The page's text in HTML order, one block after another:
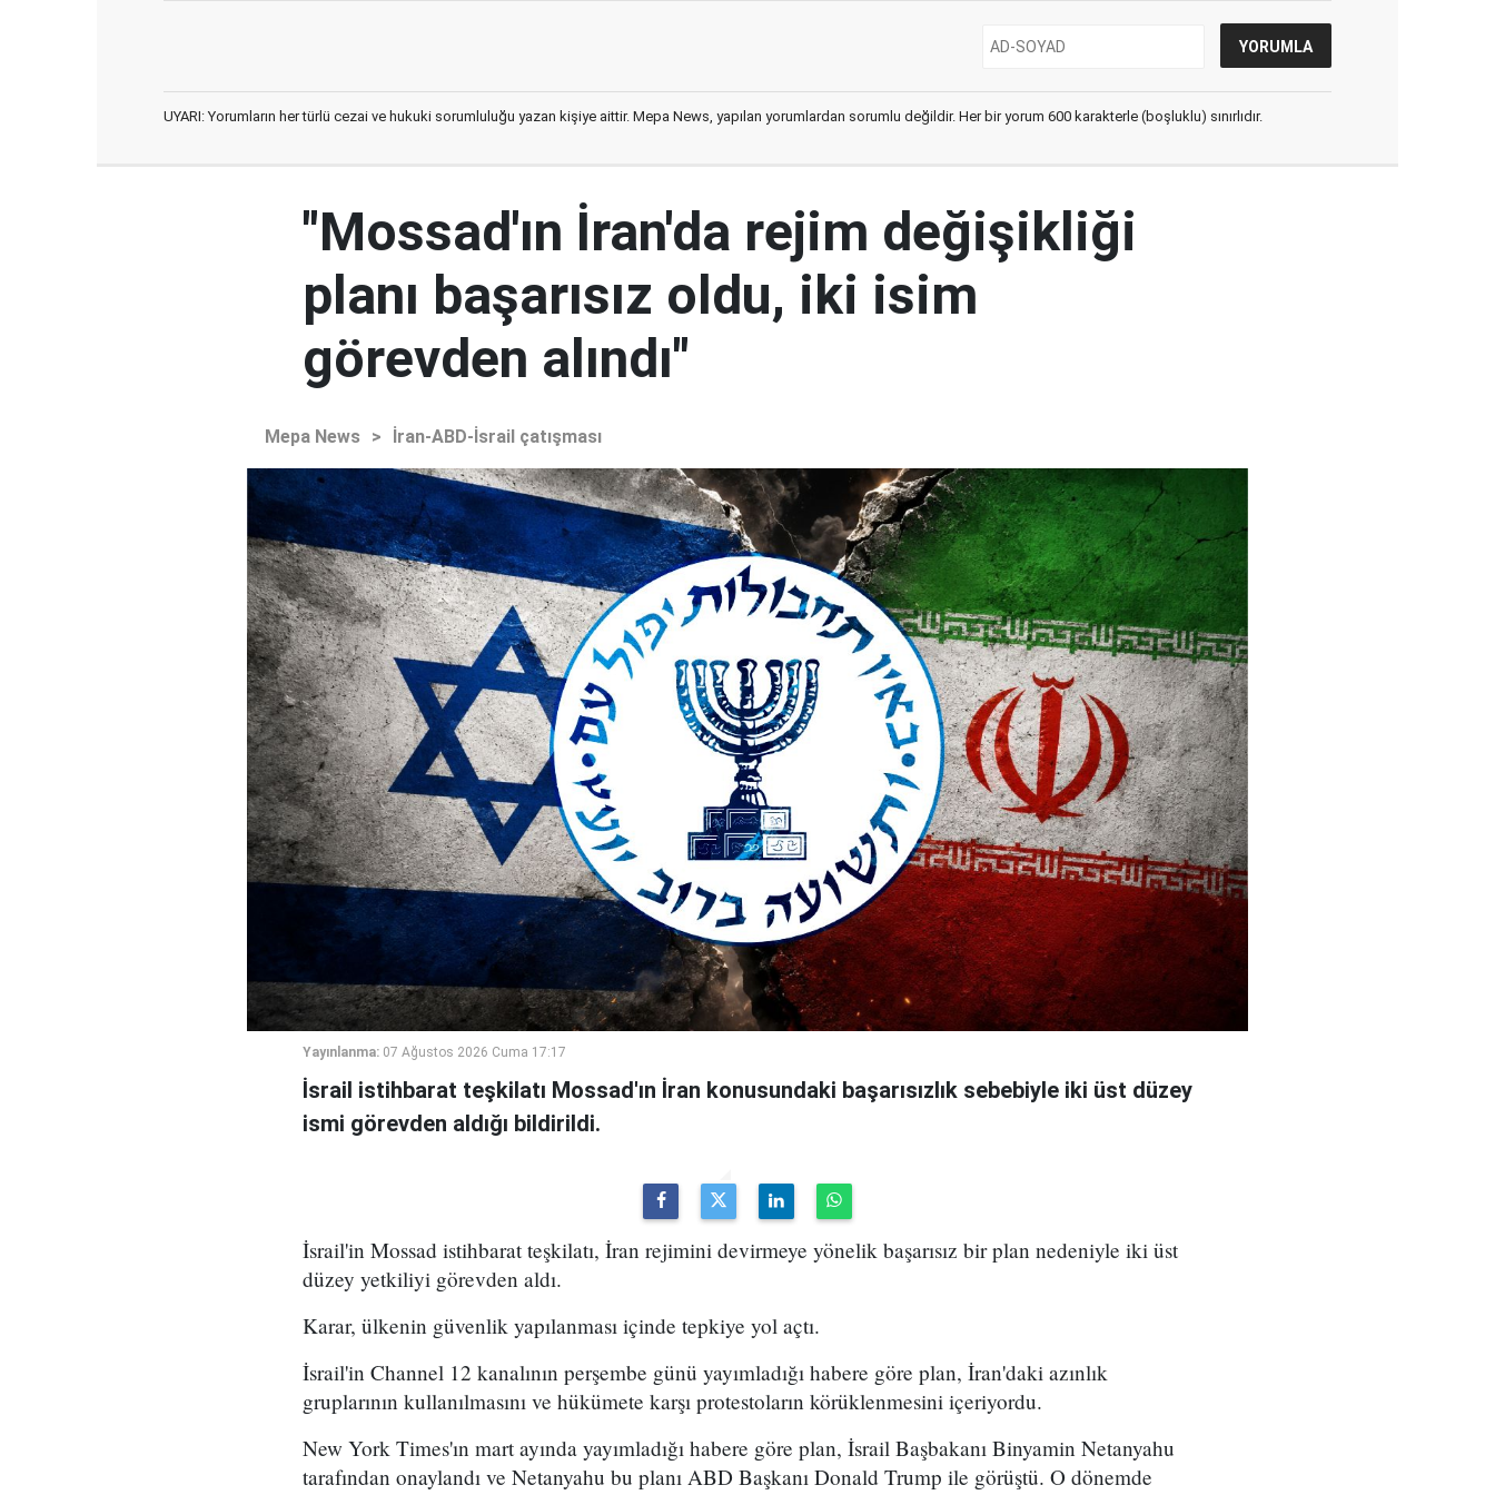
UYARI: Yorumların her türlü cezai ve hukuki sorumluluğu yazan kişiye aittir. Mepa News, yapılan yorumlardan sorumlu değildir. Her bir yorum 600 karakterle (boşluklu) sınırlıdır.
"Mossad'ın İran'da rejim değişikliği
planı başarısız oldu, iki isim
görevden alındı"
Mepa News > İran-ABD-İsrail çatışması
Yayınlanma: 07 Ağustos 2026 Cuma 17:17
İsrail istihbarat teşkilatı Mossad'ın İran konusundaki başarısızlık sebebiyle iki üst düzey
ismi görevden aldığı bildirildi.
İsrail'in Mossad istihbarat teşkilatı, İran rejimini devirmeye yönelik başarısız bir plan nedeniyle iki üst
düzey yetkiliyi görevden aldı.
Karar, ülkenin güvenlik yapılanması içinde tepkiye yol açtı.
İsrail'in Channel 12 kanalının perşembe günü yayımladığı habere göre plan, İran'daki azınlık
gruplarının kullanılmasını ve hükümete karşı protestoların körüklenmesini içeriyordu.
New York Times'ın mart ayında yayımladığı habere göre plan, İsrail Başbakanı Binyamin Netanyahu
tarafından onaylandı ve Netanyahu bu planı ABD Başkanı Donald Trump ile görüştü. O dönemde